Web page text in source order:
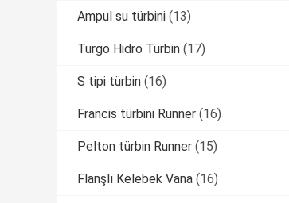
Ampul su türbini (13)
Turgo Hidro Türbin (17)
S tipi türbin (16)
Francis türbini Runner (16)
Pelton türbin Runner (15)
Flanşlı Kelebek Vana (16)